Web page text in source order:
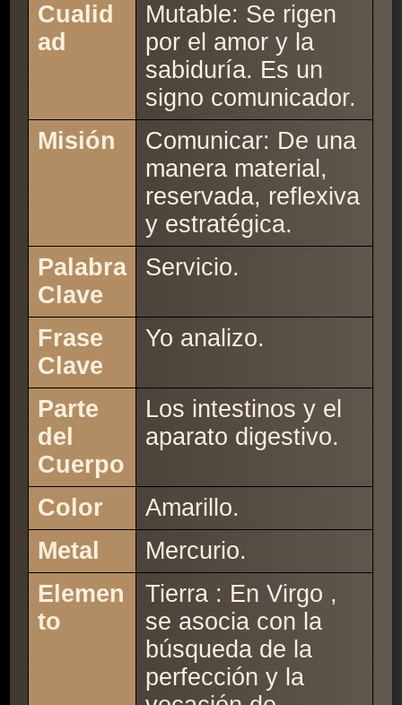
Cualid
ad
Mutable: Se rigen
por el amor y la
sabiduría. Es un
signo comunicador.
Misión
Comunicar: De una
manera material,
reservada, reflexiva
y estratégica.
Palabra
Clave
Servicio.
Frase
Clave
Yo analizo.
Parte
del
Cuerpo
Los intestinos y el
aparato digestivo.
Color
Amarillo.
Metal
Mercurio.
Elemen
to
Tierra : En Virgo ,
se asocia con la
búsqueda de la
perfección y la